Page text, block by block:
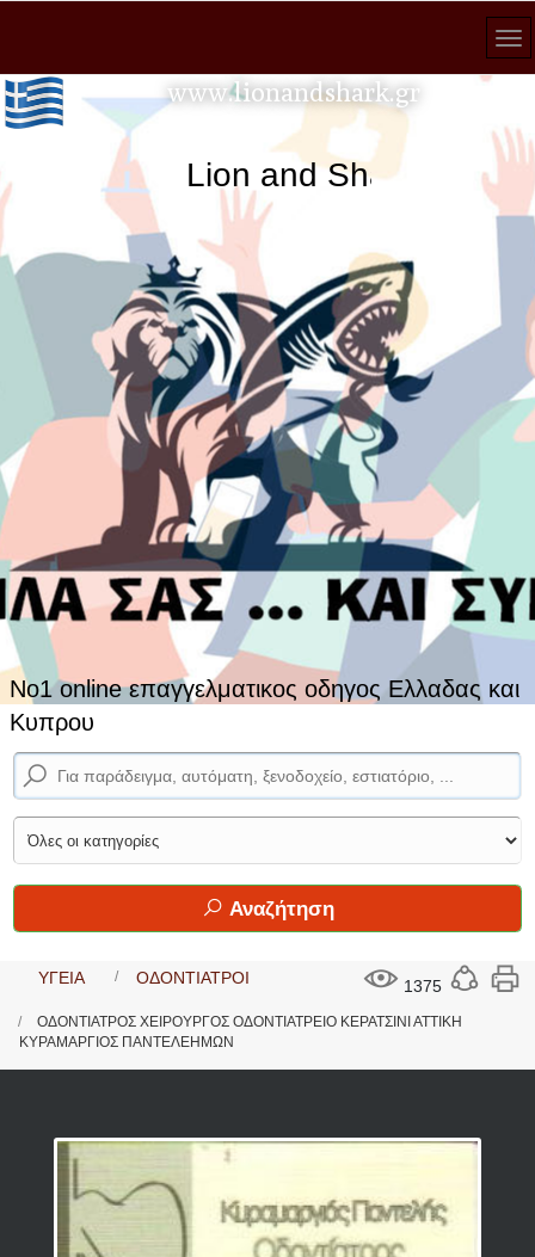
No1 online επαγγελματικος οδηγος Ελλαδας και
Κυπρου
www.lionandshark.gr
Lion and Shark κάθε
Αναζήτηση
1375
ΥΓΕΙΑ ΟΔΟΝΤΙΑΤΡΟΙ
ΟΔΟΝΤΙΑΤΡΟΣ ΧΕΙΡΟΥΡΓΟΣ ΟΔΟΝΤΙΑΤΡΕΙΟ ΚΕΡΑΤΣΙΝΙ ΑΤΤΙΚΗ
ΚΥΡΑΜΑΡΓΙΟΣ ΠΑΝΤΕΛΕΗΜΩΝ